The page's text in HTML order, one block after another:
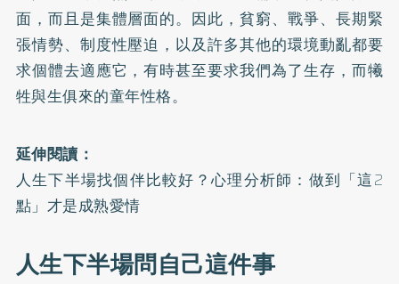
面，而且是集體層面的。因此，貧窮、戰爭、長期緊
張情勢、制度性壓迫，以及許多其他的環境動亂都要
求個體去適應它，有時甚至要求我們為了生存，而犧
牲與生俱來的童年性格。
延伸閱讀：
人生下半場找個伴比較好？心理分析師：做到「這2
點」才是成熟愛情
人生下半場問自己這件事